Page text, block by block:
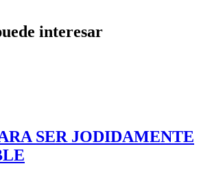
interesar
SER JODIDAMENTE